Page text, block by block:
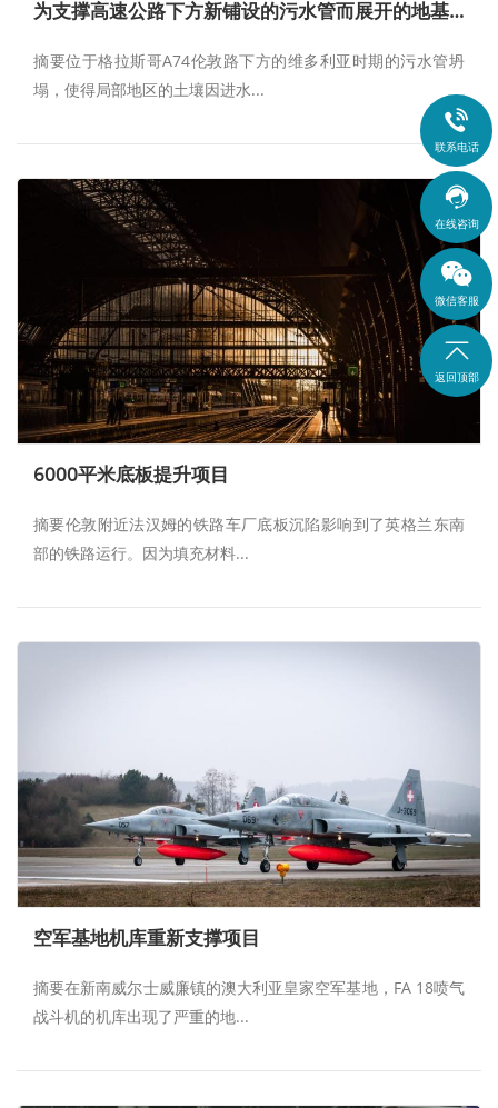
为支撑高速公路下方新铺设的污水管而展开的地基加固项目
摘要位于格拉斯哥A74伦敦路下方的维多利亚时期的污水管坍
塌，使得局部地区的土壤因进水...
6000平米底板提升项目
摘要伦敦附近法汉姆的铁路车厂底板沉陷影响到了英格兰东南
部的铁路运行。因为填充材料...
空军基地机库重新支撑项目
摘要在新南威尔士威廉镇的澳大利亚皇家空军基地，FA 18喷气
战斗机的机库出现了严重的地...

联系电话

在线咨询
微信客服

返回顶部